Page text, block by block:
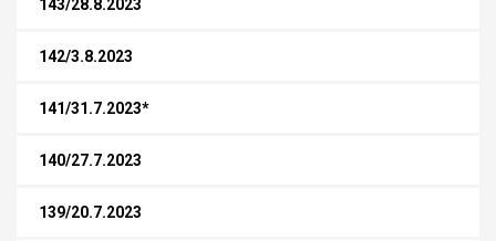
143/28.8.2023
142/3.8.2023
141/31.7.2023*
140/27.7.2023
139/20.7.2023